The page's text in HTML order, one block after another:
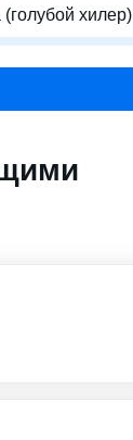
хилер)